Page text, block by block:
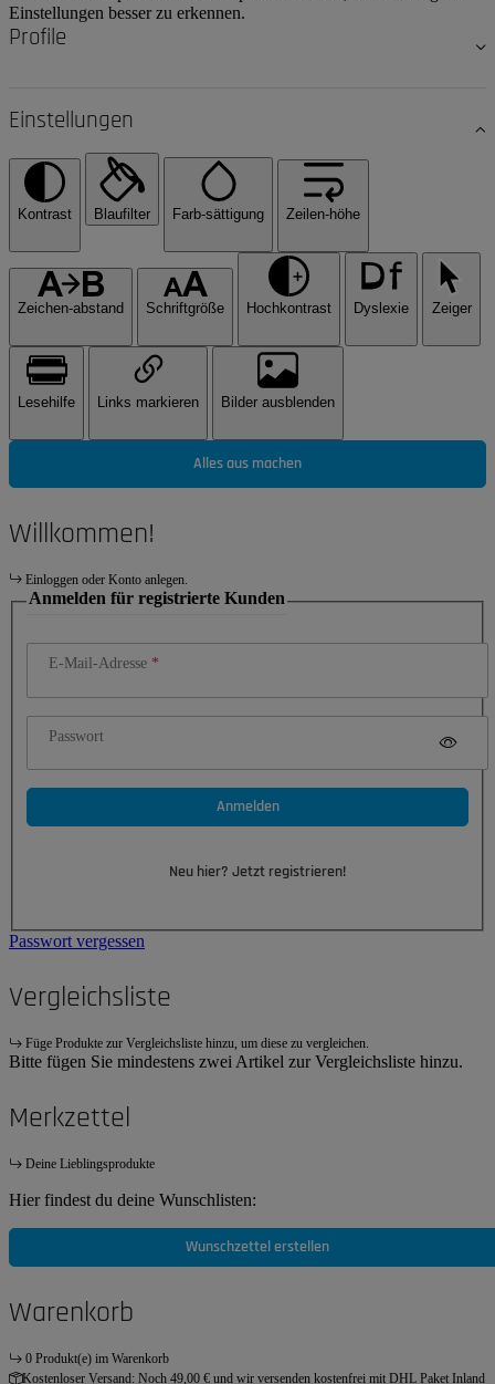
Einstellungen besser zu erkennen.
Profile
Einstellungen
Kontrast Blaufilter Farb-sättigung Zeilen-höhe
Zeichen-abstand Schriftgröße Hochkontrast Dyslexie Zeiger
Lesehilfe Links markieren Bilder ausblenden
Alles aus machen
Willkommen!
Einloggen oder Konto anlegen.
Anmelden für registrierte Kunden
E-Mail-Adresse
Passwort
Anmelden
Neu hier? Jetzt registrieren!
Passwort vergessen
Vergleichsliste
Füge Produkte zur Vergleichsliste hinzu, um diese zu vergleichen.
Bitte fügen Sie mindestens zwei Artikel zur Vergleichsliste hinzu.
Merkzettel
Deine Lieblingsprodukte
Hier findest du deine Wunschlisten:
Wunschzettel erstellen
Warenkorb
0 Produkt(e) im Warenkorb
Kostenloser Versand: Noch 49,00 € und wir versenden kostenfrei mit DHL Paket Inland